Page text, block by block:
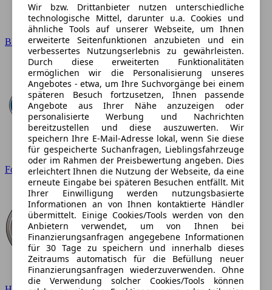
BMW
Ford
Wir bzw. Drittanbieter nutzen unterschiedliche
technologische Mittel, darunter u.a. Cookies und
ähnliche Tools auf unserer Webseite, um Ihnen
erweiterte Seitenfunktionen anzubieten und ein
verbessertes Nutzungserlebnis zu gewährleisten.
Durch diese erweiterten Funktionalitäten
ermöglichen wir die Personalisierung unseres
Angebotes - etwa, um Ihre Suchvorgänge bei einem
späteren Besuch fortzusetzen, Ihnen passende
Angebote aus Ihrer Nähe anzuzeigen oder
personalisierte Werbung und Nachrichten
bereitzustellen und diese auszuwerten. Wir
speichern Ihre E-Mail-Adresse lokal, wenn Sie diese
für gespeicherte Suchanfragen, Lieblingsfahrzeuge
oder im Rahmen der Preisbewertung angeben. Dies
erleichtert Ihnen die Nutzung der Webseite, da eine
erneute Eingabe bei späteren Besuchen entfällt. Mit
Ihrer Einwilligung werden nutzungsbasierte
Informationen an von Ihnen kontaktierte Händler
übermittelt. Einige Cookies/Tools werden von den
Anbietern verwendet, um von Ihnen bei
Finanzierungsanfragen angegebene Informationen
für 30 Tage zu speichern und innerhalb dieses
Zeitraums automatisch für die Befüllung neuer
Finanzierungsanfragen wiederzuverwenden. Ohne
die Verwendung solcher Cookies/Tools können